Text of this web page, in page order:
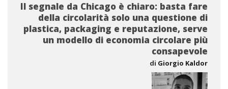
Il segnale da Chicago è chiaro: basta fare
della circolarità solo una questione di
plastica, packaging e reputazione, serve
un modello di economia circolare più
consapevole
di Giorgio Kaldor